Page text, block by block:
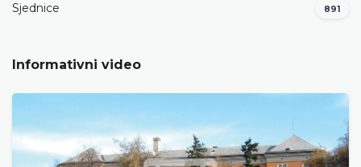
Sjednice 891
Informativni video